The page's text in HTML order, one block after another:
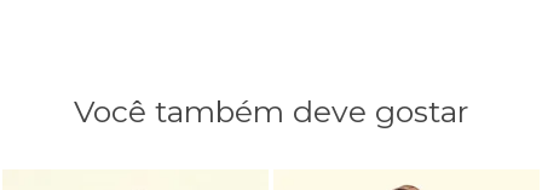
Você também deve gostar